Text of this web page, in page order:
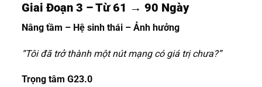
Giai Đoạn 3 – Từ 61 → 90 Ngày
Nâng tầm – Hệ sinh thái – Ảnh hưởng
“Tôi đã trở thành một nút mạng có giá trị chưa?”
Trọng tâm G23.0